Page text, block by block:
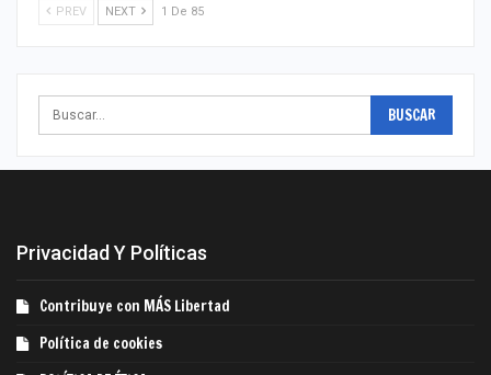
PREV NEXT 1 De 85
Privacidad Y Políticas
Contribuye con MÁS Libertad
Política de cookies